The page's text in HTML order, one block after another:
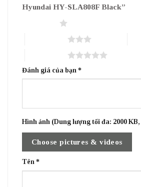
Hyundai HY-SLA808F Black”
Đánh giá của bạn *
Hình ảnh (Dung lượng tối đa: 2000
Choose pictures & videos
Tên *